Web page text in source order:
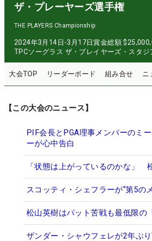
ザ・プレーヤーズ選手権
THE PLAYERS Championship
2024年3月14日-3月17日賞金総額
TPCソーグラス ザ・プレイヤーズ・スタジ
大会TOP リーダーボード 組み合せ ニ
【この大会のニュース】
PIF会長とPGA理事メンバーのミ
ーが心中告白
「状態は上がっているのかな」
スコッティ・シェフラーが“第5
松山英樹はパット苦戦も最低限
ザンダー・シャウフェレが2年ぶ